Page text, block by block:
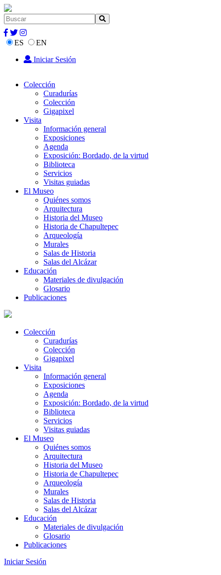
ES
EN
Iniciar Sesión
Colección
Curadurías
Colección
Gigapixel
Visita
Información general
Exposiciones
Agenda
Exposición: Bordado, de la virtud
Biblioteca
Servicios
Visitas guiadas
El Museo
Quiénes somos
Arquitectura
Historia del Museo
Historia de Chapultepec
Arqueología
Murales
Salas de Historia
Salas del Alcázar
Educación
Materiales de divulgación
Glosario
Publicaciones
Colección
Curadurías
Colección
Gigapixel
Visita
Información general
Exposiciones
Agenda
Exposición: Bordado, de la virtud
Biblioteca
Servicios
Visitas guiadas
El Museo
Quiénes somos
Arquitectura
Historia del Museo
Historia de Chapultepec
Arqueología
Murales
Salas de Historia
Salas del Alcázar
Educación
Materiales de divulgación
Glosario
Publicaciones
Iniciar Sesión